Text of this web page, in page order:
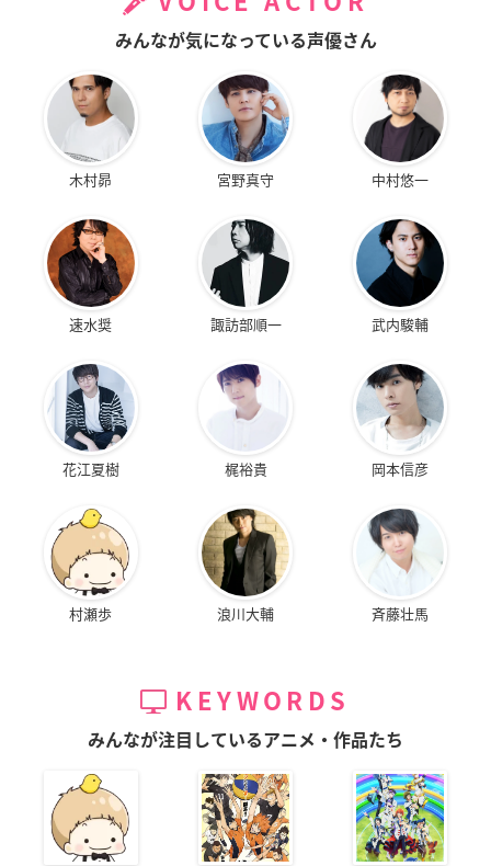
みんなが気になっている声優さん
木村昴 宮野真守 中村悠一
速水奨 諏訪部順一 武内駿輔
花江夏樹 梶裕貴 岡本信彦
村瀬歩 浪川大輔 斉藤壮馬
KEYWORDS
みんなが注目しているアニメ・作品たち